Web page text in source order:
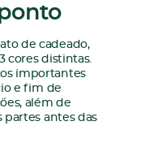
de cadeado,
cores distintas.
importantes
e fim de
além de
partes antes das